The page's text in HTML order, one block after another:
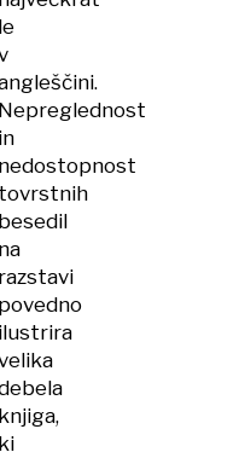
le
Nepreglednost
in
nedostopnost
tovrstnih
besedil
na
razstavi
povedno
ilustrira
knjiga,
ki